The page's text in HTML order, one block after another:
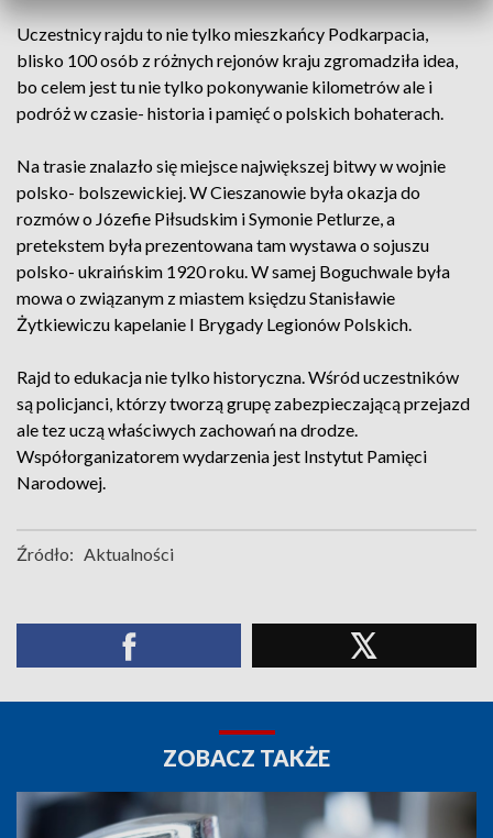
Uczestnicy rajdu to nie tylko mieszkańcy Podkarpacia,
blisko 100 osób z różnych rejonów kraju zgromadziła idea,
bo celem jest tu nie tylko pokonywanie kilometrów ale i
podróż w czasie- historia i pamięć o polskich bohaterach.
Na trasie znalazło się miejsce największej bitwy w wojnie
polsko- bolszewickiej. W Cieszanowie była okazja do
rozmów o Józefie Piłsudskim i Symonie Petlurze, a
pretekstem była prezentowana tam wystawa o sojuszu
polsko- ukraińskim 1920 roku. W samej Boguchwale była
mowa o związanym z miastem księdzu Stanisławie
Żytkiewiczu kapelanie I Brygady Legionów Polskich.
Rajd to edukacja nie tylko historyczna. Wśród uczestników
są policjanci, którzy tworzą grupę zabezpieczającą przejazd
ale tez uczą właściwych zachowań na drodze.
Współorganizatorem wydarzenia jest Instytut Pamięci
Narodowej.
Źródło: Aktualności
ZOBACZ TAKŻE